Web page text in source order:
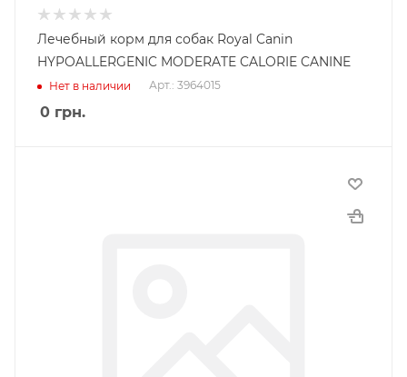
Лечебный корм для собак Royal Canin
HYPOALLERGENIC MODERATE CALORIE CANINE
Нет в наличии Арт.: 3964015
0 грн.